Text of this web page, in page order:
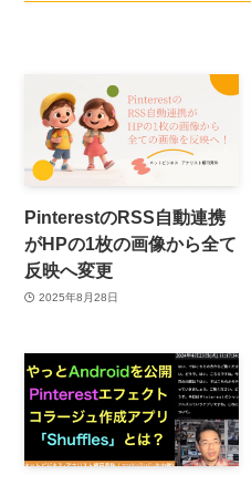
PinterestのRSS自動連携
がHPの1枚の画像から全て
反映へ変更
2025年8月28日